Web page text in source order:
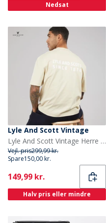
Nedsat
Lyle And Scott Vintage
Lyle And Scott Vintage Herre Oversized 1874 T-shirt Cloud
Vejl. pris299,99 kr.
Spare150,00 kr.
Current
149,99 kr.
Halv pris eller mindre